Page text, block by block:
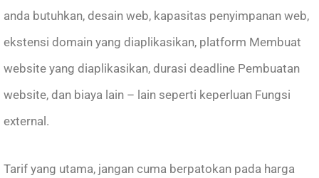
anda butuhkan, desain web, kapasitas penyimpanan web,
ekstensi domain yang diaplikasikan, platform Membuat
website yang diaplikasikan, durasi deadline Pembuatan
website, dan biaya lain – lain seperti keperluan Fungsi
external.
Tarif yang utama, jangan cuma berpatokan pada harga